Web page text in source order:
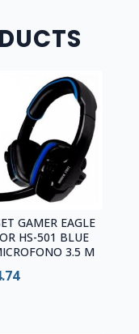
GAMER EAGLE
HS-501 BLUE
3.5 M